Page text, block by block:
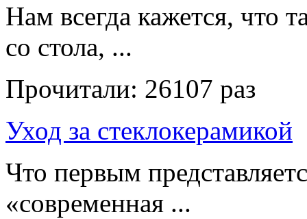
Нам всегда кажется, что
со стола, ...
Прочитали: 26107 раз
Уход за стеклокерамикой
Что первым
«современная ...